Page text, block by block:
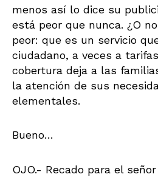
menos así lo dice su
está peor que nunca. ¿O
peor: que es un servicio
ciudadano, a veces a
cobertura deja a las
la atención de sus
elementales.
Bueno…
OJO.- Recado para el